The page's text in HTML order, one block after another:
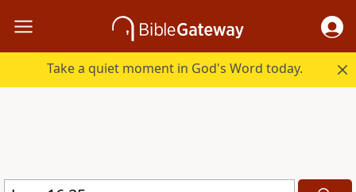
Take a quiet moment in God's Word today.